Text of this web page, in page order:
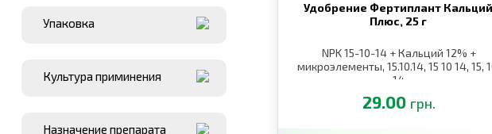
Упаковка
Культура приминения
Назначение препарата
Удобрение Фертиплант Кальций
Плюс, 25 г
NPK 15-10-14 + Кальций 12% +
микроэлементы, 15.10.14, 15 10 14, 15,
14
29.00 грн.